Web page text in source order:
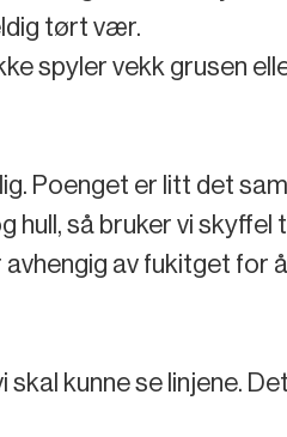
tørt vær.
spyler vekk grusen
Poenget er litt det
hull, så bruker vi
av fukitget for
kunne se linjene.